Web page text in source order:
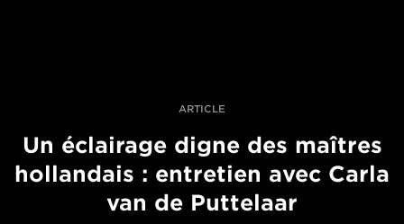
ARTICLE
Un éclairage digne des maîtres
hollandais : entretien avec Carla
van de Puttelaar